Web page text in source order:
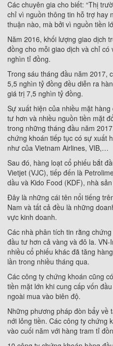
Các chuyên gia cho biết: “Thị
chỉ vì nguồn thông tin hỗ trợ hay
thuận nào, mà bởi vì nguồn tiền
Năm 2016, khối lượng giao dịch
đồng cho mỗi giao dịch và chỉ
nghìn tỉ đồng.
Trong sáu tháng đầu năm 2017,
5,5 nghìn tỷ đồng đều diễn ra
giá trị 7,5 nghìn tỷ đồng.
Sự xuất hiện của nhiều mặt
tư hơn và nhiều nguồn tiền mặt
trong những tháng đầu năm
chứng khoán tiếp tục có sự xuất
như của Vietnam Airlines, VIB,…
Sau đó, hàng loạt cổ phiếu bắt
Vietjet (VJC), tiếp đến là
dầu và Kido Food (KDF), nhà
Đây là những cái tên nổi tiếng
Nam và tất cả đều là những
vực kinh doanh.
Các nhà phân tích tin rằng
đầu tư hơn cả vàng và đô la.
nhiều cổ phiếu khác đã tăng
lần trong nhiều tháng qua.
Các công ty chứng khoán cũng
tiền mặt lớn khi cung cấp vốn
ngoài mua vào biên độ.
Những phương pháp đòn bẩy về
nới lỏng tiền. Các công ty chứng
vào cuối năm với hàng tram tỉ